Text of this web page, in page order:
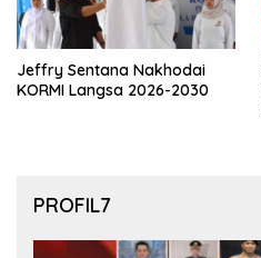
Jeffry Sentana Nakhodai
KORMI Langsa 2026-2030
PROFIL7